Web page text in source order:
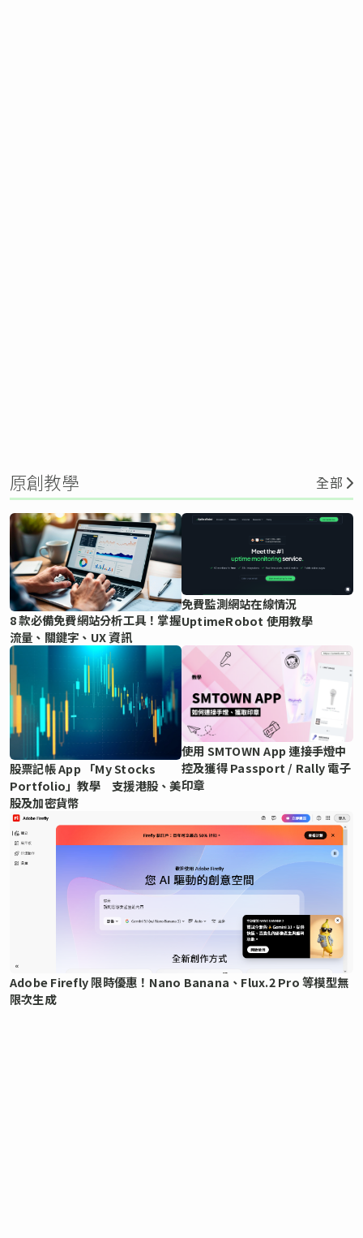
原創教學 全部
8 款必備免費網站分析工具！掌握
流量、關鍵字、UX 資訊
免費監測網站在線情況
UptimeRobot 使用教學
股票記帳 App 「My Stocks
Portfolio」教學 支援港股、美
股及加密貨幣
使用 SMTOWN App 連接手燈中
控及獲得 Passport / Rally 電子
印章
Adobe Firefly 限時優惠！Nano Banana、Flux.2 Pro 等模型無
限次生成